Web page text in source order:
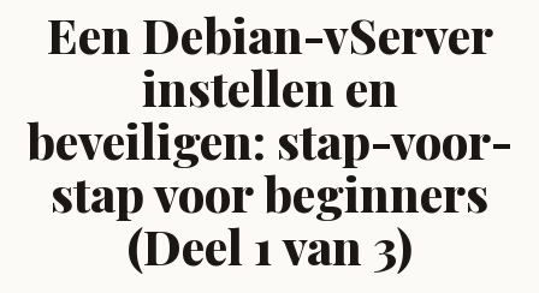
Een Debian-vServer
instellen en
beveiligen: stap-voor-
stap voor beginners
(Deel 1 van 3)